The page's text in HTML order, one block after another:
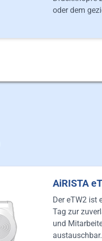
oder dem
AiRISTA
Der eTW2 ist
Tag zur
und